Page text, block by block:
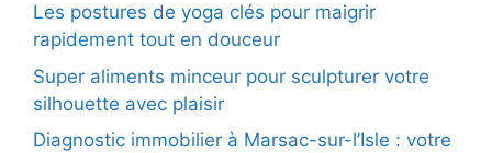
Les postures de yoga clés pour maigrir
rapidement tout en douceur
Super aliments minceur pour sculpturer votre
silhouette avec plaisir
Diagnostic immobilier à Marsac-sur-l’Isle : votre